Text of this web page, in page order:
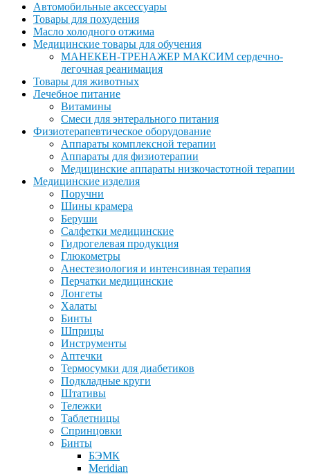
Автомобильные аксессуары
Товары для похудения
Масло холодного отжима
Медицинские товары для обучения
МАНЕКЕН-ТРЕНАЖЕР МАКСИМ сердечно-
легочная реанимация
Товары для животных
Лечебное питание
Витамины
Смеси для энтерального питания
Физиотерапевтическое оборудование
Аппараты комплексной терапии
Аппараты для физиотерапии
Медицинские аппараты низкочастотной терапии
Медицинские изделия
Поручни
Шины крамера
Беруши
Салфетки медицинские
Гидрогелевая продукция
Глюкометры
Анестезиология и интенсивная терапия
Перчатки медицинские
Лонгеты
Халаты
Бинты
Шприцы
Инструменты
Аптечки
Термосумки для диабетиков
Подкладные круги
Штативы
Тележки
Таблетницы
Спринцовки
Бинты
БЭМК
Meridian